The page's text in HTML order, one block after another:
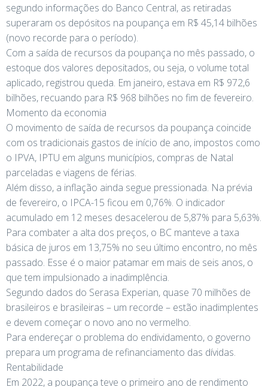
segundo informações do Banco Central, as retiradas
superaram os depósitos na poupança em R$ 45,14 bilhões
(novo recorde para o período).
Com a saída de recursos da poupança no mês passado, o
estoque dos valores depositados, ou seja, o volume total
aplicado, registrou queda. Em janeiro, estava em R$ 972,6
bilhões, recuando para R$ 968 bilhões no fim de fevereiro.
Momento da economia
O movimento de saída de recursos da poupança coincide
com os tradicionais gastos de início de ano, impostos como
o IPVA, IPTU em alguns municípios, compras de Natal
parceladas e viagens de férias.
Além disso, a inflação ainda segue pressionada. Na prévia
de fevereiro, o IPCA-15 ficou em 0,76%. O indicador
acumulado em 12 meses desacelerou de 5,87% para 5,63%.
Para combater a alta dos preços, o BC manteve a taxa
básica de juros em 13,75% no seu último encontro, no mês
passado. Esse é o maior patamar em mais de seis anos, o
que tem impulsionado a inadimplência.
Segundo dados do Serasa Experian, quase 70 milhões de
brasileiros e brasileiras – um recorde – estão inadimplentes
e devem começar o novo ano no vermelho.
Para endereçar o problema do endividamento, o governo
prepara um programa de refinanciamento das dívidas.
Rentabilidade
Em 2022, a poupança teve o primeiro ano de rendimento